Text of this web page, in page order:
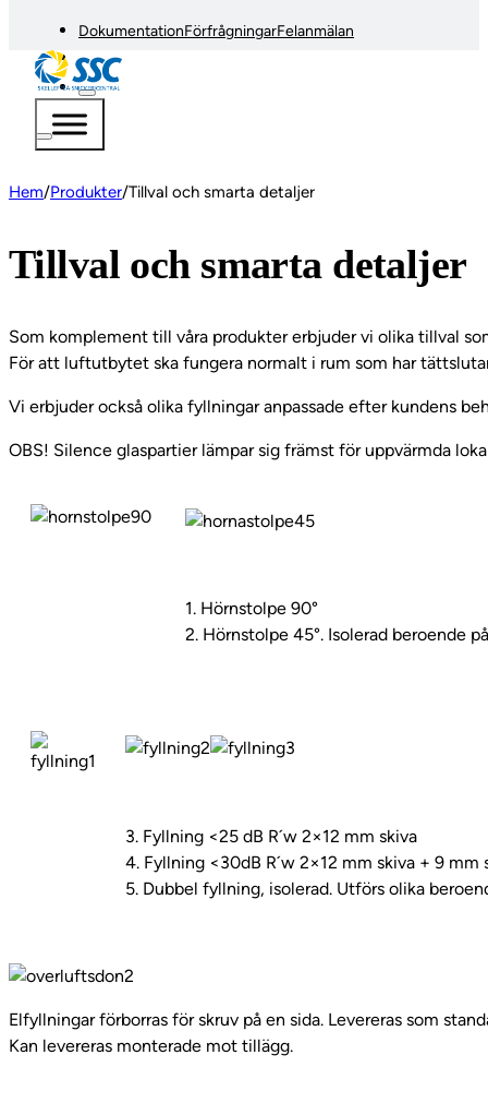
DokumentationFörfrågningarFelanmälan
Hem/Produkter/Tillval och smarta detaljer
Tillval och smarta detaljer
Som komplement till våra produkter erbjuder vi olika tillval
För att luftutbytet ska fungera normalt i rum som har
Vi erbjuder också olika fyllningar anpassade efter kundens
OBS! Silence glaspartier lämpar sig främst för uppvärmda
1. Hörnstolpe 90°
2. Hörnstolpe 45°. Isolerad beroende
3. Fyllning <25 dB R´w 2×12 mm skiva
4. Fyllning <30dB R´w 2×12 mm skiva + 9 mm
5. Dubbel fyllning, isolerad. Utförs olika
Elfyllningar förborras för skruv på en sida. Levereras som
Kan levereras monterade mot tillägg.